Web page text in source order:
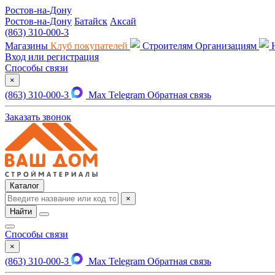
Ростов-на-Дону
Ростов-на-Дону Батайск Аксай
(863) 310-000-3
Магазины Клуб покупателей Строителям Организациям
Вход или регистрация
Способы связи
×
(863) 310-000-3 Max Telegram Обратная связь
Заказать звонок
Каталог
×
Найти
Способы связи
×
(863) 310-000-3 Max Telegram Обратная связь